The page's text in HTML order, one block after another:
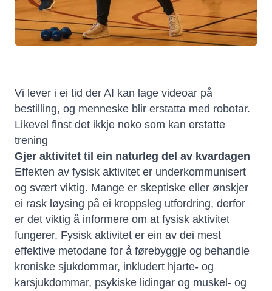
Vi lever i ei tid der AI kan lage videoar på
bestilling, og menneske blir erstatta med robotar.
Likevel finst det ikkje noko som kan erstatte
trening
Gjer aktivitet til ein naturleg del av kvardagen
Effekten av fysisk aktivitet er underkommunisert
og svært viktig. Mange er skeptiske eller ønskjer
ei rask løysing på ei kroppsleg utfordring, derfor
er det viktig å informere om at fysisk aktivitet
fungerer. Fysisk aktivitet er ein av dei mest
effektive metodane for å førebyggje og behandle
kroniske sjukdommar, inkludert hjarte- og
karsjukdommar, psykiske lidingar og muskel- og